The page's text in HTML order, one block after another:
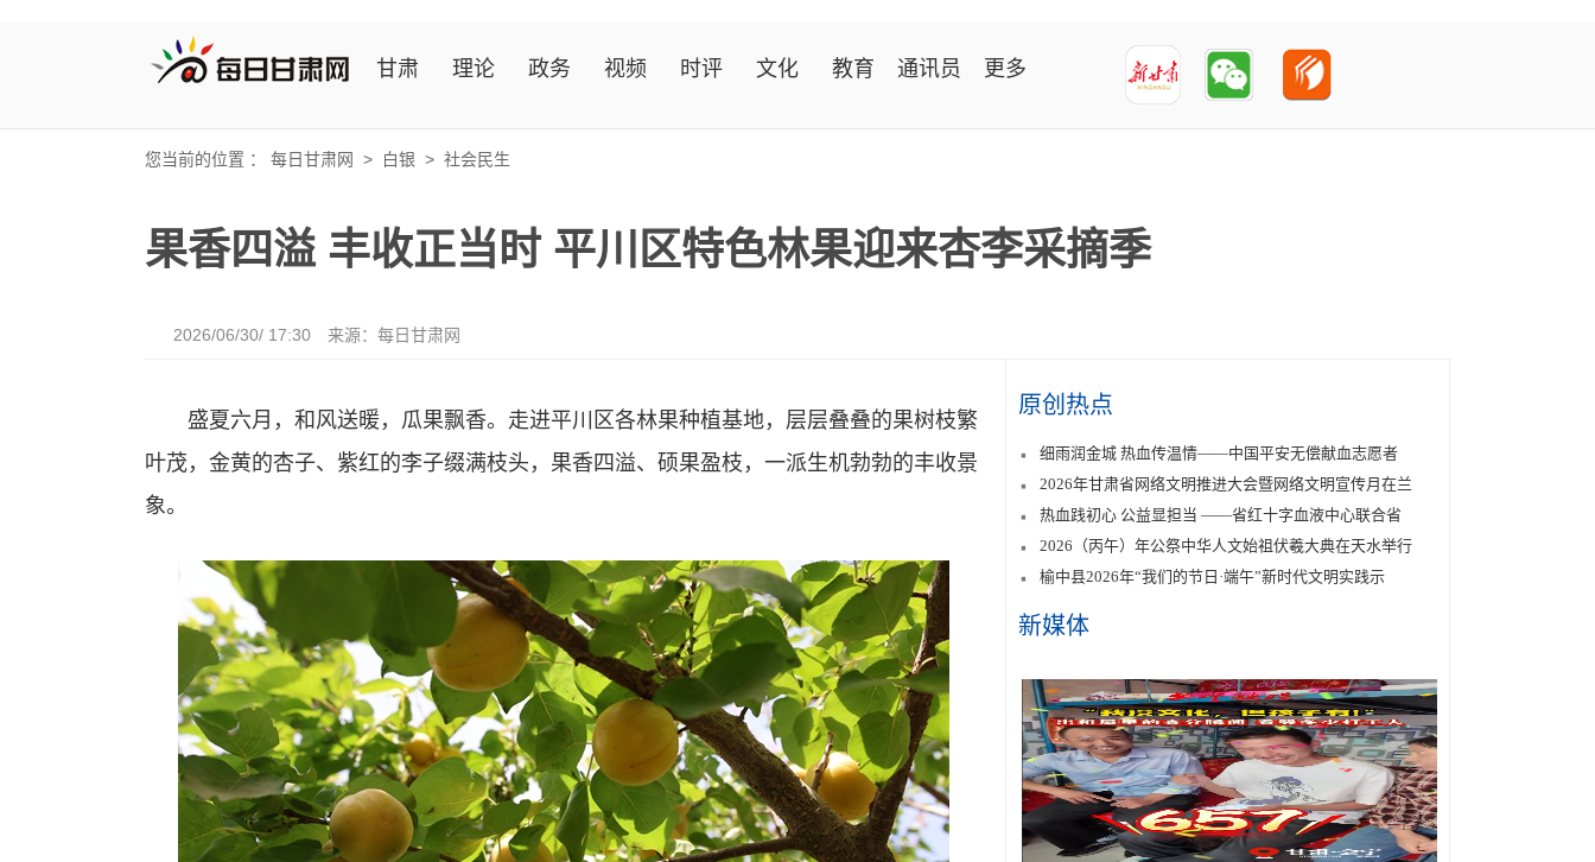
甘肃 理论 政务 视频 时评 文化 教育 通讯员 更多
您当前的位置 ： 每日甘肃网 > 白银 > 社会民生
果香四溢 丰收正当时 平川区特色林果迎来杏李采摘季
2026/06/30/ 17:30 来源： 每日甘肃网
盛夏六月，和风送暖，瓜果飘香。走进平川区各林果种植基地，层层叠叠的果树枝繁
叶茂，金黄的杏子、紫红的李子缀满枝头，果香四溢、硕果盈枝，一派生机勃勃的丰收景
象。
原创热点
细雨润金城 热血传温情——中国平安无偿献血志愿者
2026年甘肃省网络文明推进大会暨网络文明宣传月在兰
热血践初心 公益显担当 ——省红十字血液中心联合省
2026（丙午）年公祭中华人文始祖伏羲大典在天水举行
榆中县2026年“我们的节日·端午”新时代文明实践示
新媒体